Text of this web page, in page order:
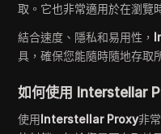
取。它也非常適用於在瀏覽
結合速度、隱私和易用性，
具，確保您能隨時隨地存取
如何使用 Interstellar
使用Interstellar Proxy非